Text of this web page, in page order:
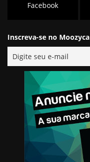
Facebook
Inscreva-se no Moozyca